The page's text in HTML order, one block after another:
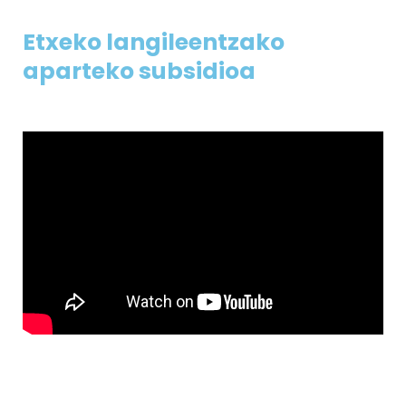
Etxeko langileentzako
aparteko subsidioa